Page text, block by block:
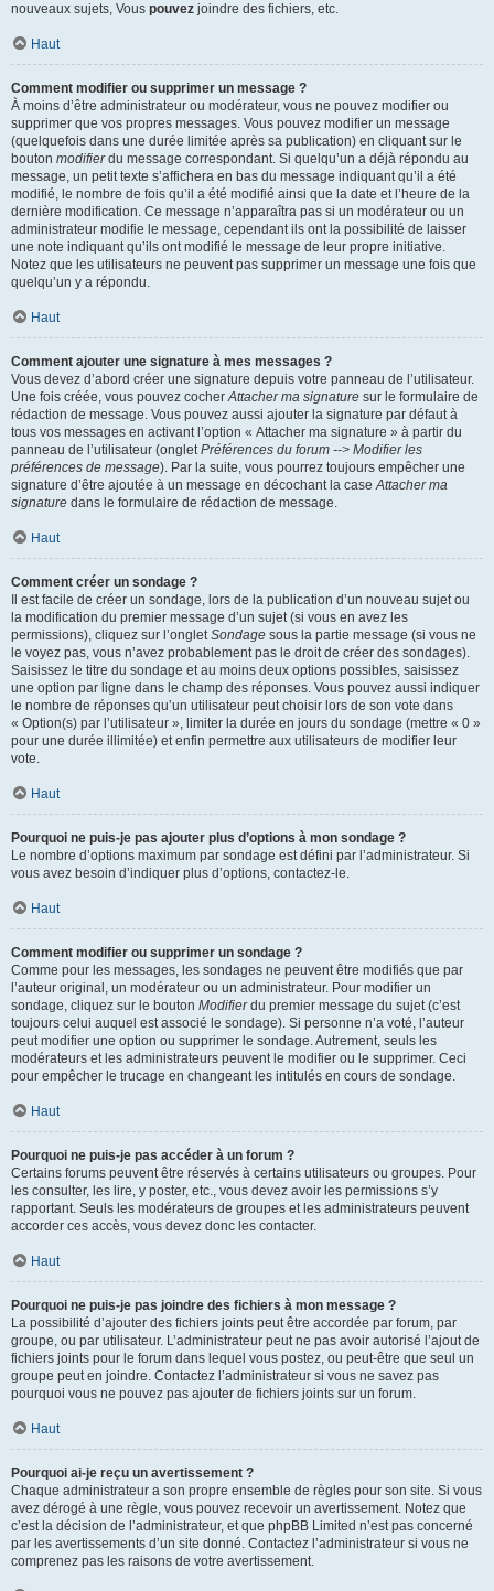
nouveaux sujets, Vous pouvez joindre des fichiers, etc.
Haut
Comment modifier ou supprimer un message ?
À moins d’être administrateur ou modérateur, vous ne pouvez modifier ou
supprimer que vos propres messages. Vous pouvez modifier un message
(quelquefois dans une durée limitée après sa publication) en cliquant sur le
bouton modifierdu message correspondant. Si quelqu’un a déjà répondu au
message, un petit texte s’affichera en bas du message indiquant qu’il a été
modifié, le nombre de fois qu’il a été modifié ainsi que la date et l’heure de la
dernière modification. Ce message n’apparaîtra pas si un modérateur ou un
administrateur modifie le message, cependant ils ont la possibilité de laisser
une note indiquant qu’ils ont modifié le message de leur propre initiative.
Notez que les utilisateurs ne peuvent pas supprimer un message une fois que
quelqu’un y a répondu.
Haut
Comment ajouter une signature à mes messages ?
Vous devez d’abord créer une signature depuis votre panneau de l’utilisateur.
Une fois créée, vous pouvez cocherAttacher ma signature sur le formulaire de
rédaction de message. Vous pouvez aussi ajouter la signature par défaut à
tous vos messages en activant l’option « Attacher ma signature » à partir du
panneau de l’utilisateur (ongletPréférences du forum --> Modifier les
préférences de message). Par la suite, vous pourrez toujours empêcher une
signature d’être ajoutée à un message en décochant la caseAttacher ma
signature dans le formulaire de rédaction de message.
Haut
Comment créer un sondage ?
Il est facile de créer un sondage, lors de la publication d’un nouveau sujet ou
la modification du premier message d’un sujet (si vous en avez les
permissions), cliquez sur l’ongletSondage sous la partie message (si vous ne
le voyez pas, vous n’avez probablement pas le droit de créer des sondages).
Saisissez le titre du sondage et au moins deux options possibles, saisissez
une option par ligne dans le champ des réponses. Vous pouvez aussi indiquer
le nombre de réponses qu’un utilisateur peut choisir lors de son vote dans
« Option(s) par l’utilisateur », limiter la durée en jours du sondage (mettre « 0 »
pour une durée illimitée) et enfin permettre aux utilisateurs de modifier leur
vote.
Haut
Pourquoi ne puis-je pas ajouter plus d’options à mon sondage ?
Le nombre d’options maximum par sondage est défini par l’administrateur. Si
vous avez besoin d’indiquer plus d’options, contactez-le.
Haut
Comment modifier ou supprimer un sondage ?
Comme pour les messages, les sondages ne peuvent être modifiés que par
l’auteur original, un modérateur ou un administrateur. Pour modifier un
sondage, cliquez sur le bouton Modifierdu premier message du sujet (c’est
toujours celui auquel est associé le sondage). Si personne n’a voté, l’auteur
peut modifier une option ou supprimer le sondage. Autrement, seuls les
modérateurs et les administrateurs peuvent le modifier ou le supprimer. Ceci
pour empêcher le trucage en changeant les intitulés en cours de sondage.
Haut
Pourquoi ne puis-je pas accéder à un forum ?
Certains forums peuvent être réservés à certains utilisateurs ou groupes. Pour
les consulter, les lire, y poster, etc., vous devez avoir les permissions s’y
rapportant. Seuls les modérateurs de groupes et les administrateurs peuvent
accorder ces accès, vous devez donc les contacter.
Haut
Pourquoi ne puis-je pas joindre des fichiers à mon message ?
La possibilité d’ajouter des fichiers joints peut être accordée par forum, par
groupe, ou par utilisateur. L’administrateur peut ne pas avoir autorisé l’ajout de
fichiers joints pour le forum dans lequel vous postez, ou peut-être que seul un
groupe peut en joindre. Contactez l’administrateur si vous ne savez pas
pourquoi vous ne pouvez pas ajouter de fichiers joints sur un forum.
Haut
Pourquoi ai-je reçu un avertissement ?
Chaque administrateur a son propre ensemble de règles pour son site. Si vous
avez dérogé à une règle, vous pouvez recevoir un avertissement. Notez que
c’est la décision de l’administrateur, et que phpBB Limited n’est pas concerné
par les avertissements d’un site donné. Contactez l’administrateur si vous ne
comprenez pas les raisons de votre avertissement.